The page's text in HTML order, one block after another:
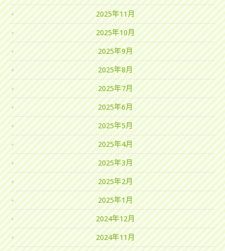
2025年11月
2025年10月
2025年9月
2025年8月
2025年7月
2025年6月
2025年5月
2025年4月
2025年3月
2025年2月
2025年1月
2024年12月
2024年11月